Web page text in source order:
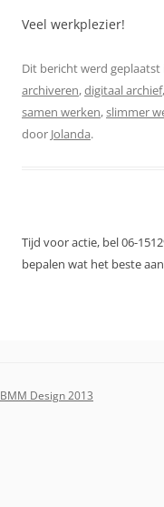
Veel werkplezier!
Dit bericht werd geplaatst
archiveren,digitaal archief,
samen werken,slimmer
door Jolanda.
Tijd voor actie, bel 06-
bepalen wat het beste
BMM Design 2013